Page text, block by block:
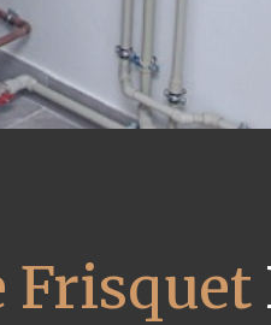
Frisquet